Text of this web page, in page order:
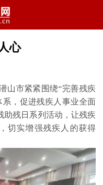
心
市紧紧围绕“完善残疾
，促进残疾人事业全面
助残日系列活动，让残疾
切实增强残疾人的获得